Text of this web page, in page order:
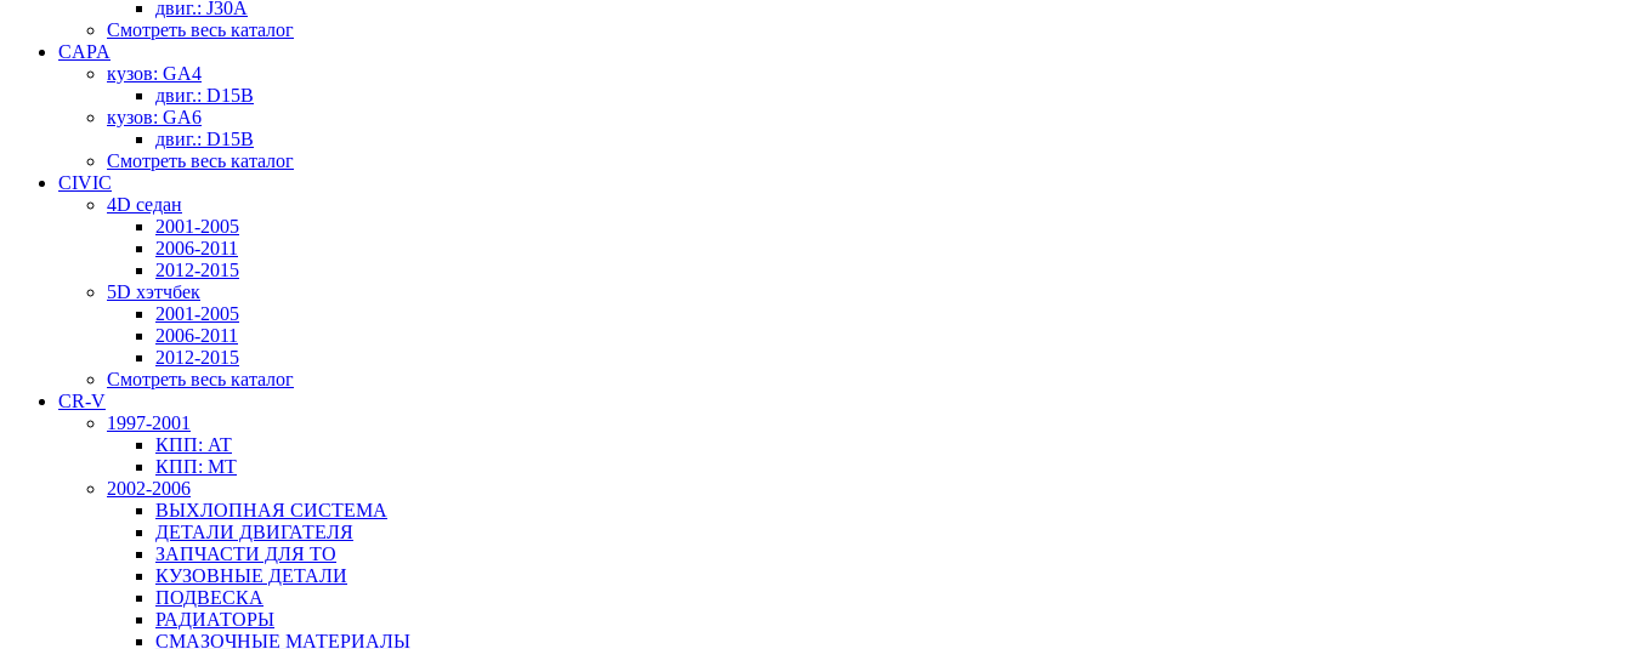
двиг.: J30A
Смотреть весь каталог
CAPA
кузов: GA4
двиг.: D15B
кузов: GA6
двиг.: D15B
Смотреть весь каталог
CIVIC
4D седан
2001-2005
2006-2011
2012-2015
5D хэтчбек
2001-2005
2006-2011
2012-2015
Смотреть весь каталог
CR-V
1997-2001
КПП: AT
КПП: MT
2002-2006
ВЫХЛОПНАЯ СИСТЕМА
ДЕТАЛИ ДВИГАТЕЛЯ
ЗАПЧАСТИ ДЛЯ ТО
КУЗОВНЫЕ ДЕТАЛИ
ПОДВЕСКА
РАДИАТОРЫ
СМАЗОЧНЫЕ МАТЕРИАЛЫ